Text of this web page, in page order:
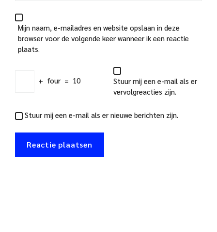
Mijn naam, e-mailadres en website opslaan in deze
browser voor de volgende keer wanneer ik een reactie
plaats.
+ four = 10
Stuur mij een e-mail als er
vervolgreacties zijn.
Stuur mij een e-mail als er nieuwe berichten zijn.